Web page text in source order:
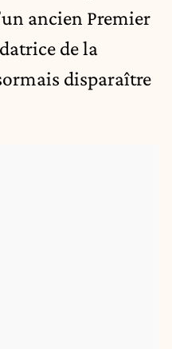
ancien Premier
de la
disparaître